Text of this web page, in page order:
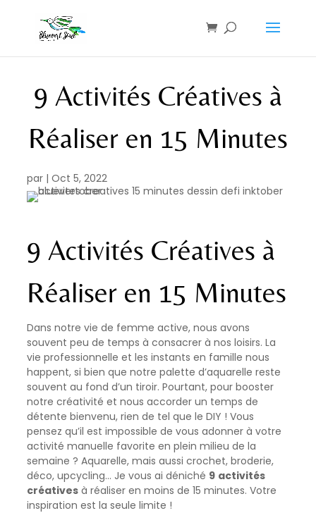
9 Activités Créatives à
Réaliser en 15 Minutes
par | Oct 5, 2022
9 Activités Créatives à
Réaliser en 15 Minutes
Dans notre vie de femme active, nous avons
souvent peu de temps à consacrer à nos loisirs. La
vie professionnelle et les instants en famille nous
happent, si bien que notre palette d’aquarelle reste
souvent au fond d’un tiroir. Pourtant, pour booster
notre créativité et nous accorder un temps de
détente bienvenu, rien de tel que le DIY ! Vous
pensez qu’il est impossible de vous adonner à votre
activité manuelle favorite en plein milieu de la
semaine ? Aquarelle, mais aussi crochet, broderie,
déco, upcycling… Je vous ai déniché 9 activités
créativesà réaliser en moins de 15 minutes. Votre
inspiration est la seule limite !